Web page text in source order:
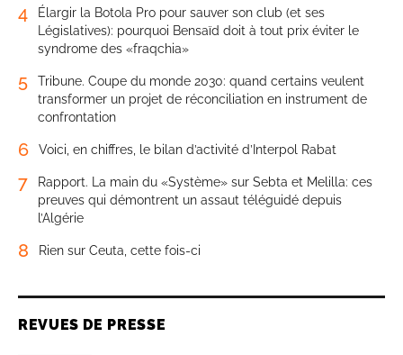
4
Élargir la Botola Pro pour sauver son club (et ses
Législatives): pourquoi Bensaïd doit à tout prix éviter le
syndrome des «fraqchia»
5
Tribune. Coupe du monde 2030: quand certains veulent
transformer un projet de réconciliation en instrument de
confrontation
6 Voici, en chiffres, le bilan d’activité d’Interpol Rabat
7
Rapport. La main du «Système» sur Sebta et Melilla: ces
preuves qui démontrent un assaut téléguidé depuis
l’Algérie
8 Rien sur Ceuta, cette fois-ci
REVUES DE PRESSE